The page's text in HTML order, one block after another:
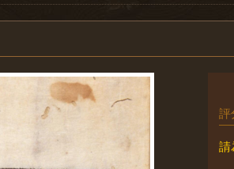
評
請